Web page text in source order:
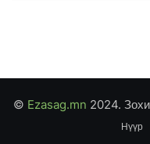
© Ezasag.mn 2024.
Нүүр